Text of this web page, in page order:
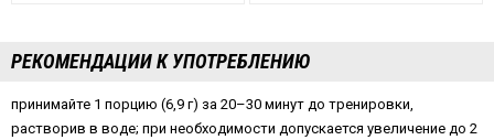
РЕКОМЕНДАЦИИ К УПОТРЕБЛЕНИЮ
принимайте 1 порцию (6,9 г) за 20–30 минут до тренировки,
растворив в воде; при необходимости допускается увеличение до 2